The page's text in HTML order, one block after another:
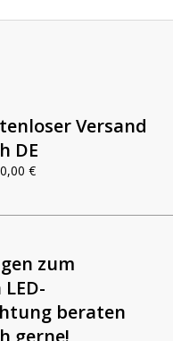
Versand
DE
€
zum
beraten
gerne!